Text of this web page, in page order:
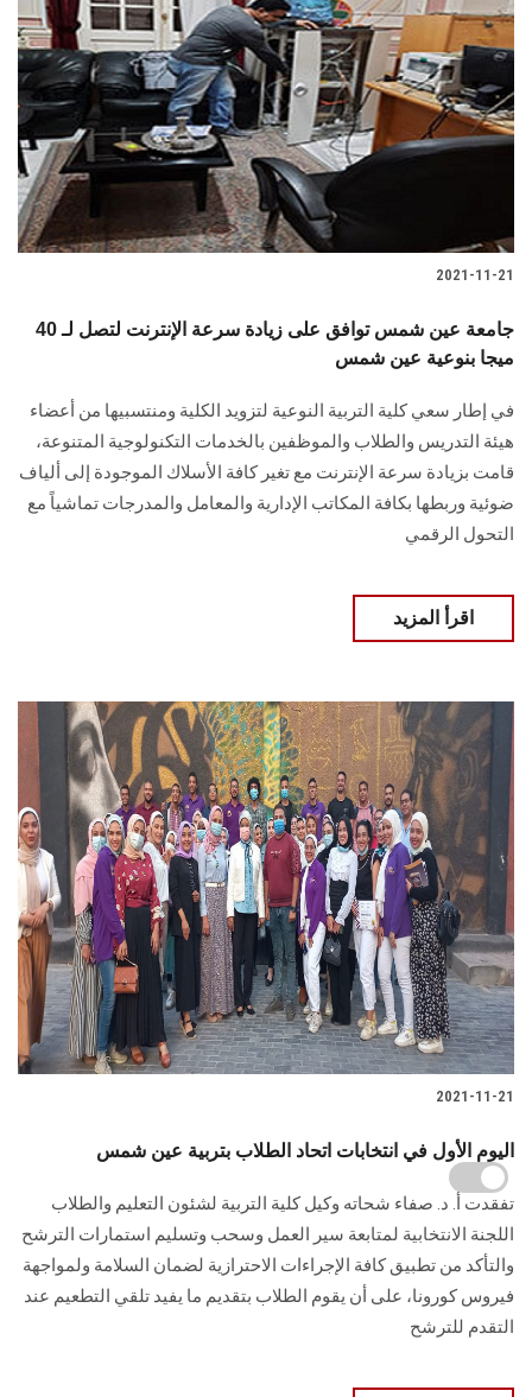
2021-11-21
جامعة عين شمس توافق على زيادة سرعة الإنترنت لتصل لـ 40
ميجا بنوعية عين شمس
في إطار سعي كلية التربية النوعية لتزويد الكلية ومنتسبيها من أعضاء
هيئة التدريس والطلاب والموظفين بالخدمات التكنولوجية المتنوعة،
قامت بزيادة سرعة الإنترنت مع تغير كافة الأسلاك الموجودة إلى ألياف
ضوئية وربطها بكافة المكاتب الإدارية والمعامل والمدرجات تماشياً مع
التحول الرقمي
اقرأ المزيد
2021-11-21
اليوم الأول في انتخابات اتحاد الطلاب بتربية عين شمس
تفقدت أ. د. صفاء شحاته وكيل كلية التربية لشئون التعليم والطلاب
اللجنة الانتخابية لمتابعة سير العمل وسحب وتسليم استمارات الترشح
والتأكد من تطبيق كافة الإجراءات الاحترازية لضمان السلامة ولمواجهة
فيروس كورونا، على أن يقوم الطلاب بتقديم ما يفيد تلقي التطعيم عند
التقدم للترشح